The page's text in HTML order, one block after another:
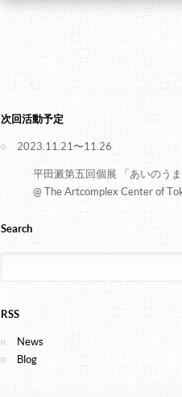
次回活動予定
2023.11.21〜11.26
平田澱第五回個展 「あいのうま
@ The Artcomplex Center of
Search
RSS
News
Blog